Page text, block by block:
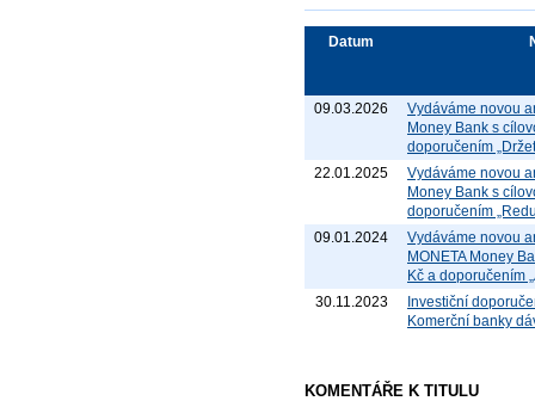
Datum
09.03.2026
Vydáváme novou
Money Bank s
doporučením
22.01.2025
Vydáváme novou
Money Bank s
doporučením
09.01.2024
Vydáváme novou
MONETA Money
Kč a doporučením
30.11.2023
Investiční
Komerční banky
KOMENTÁŘE K TITULU